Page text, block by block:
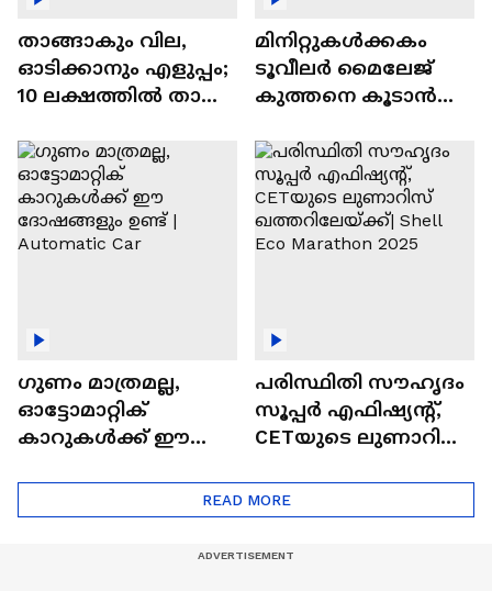
താങ്ങാകും വില,
ഓടിക്കാനും എളുപ്പം;
10 ലക്ഷത്തിൽ താഴെ
ഓട്ടോമാറ്റിക്ക്
എസ്‍യുവികൾ
മിനിറ്റുകൾക്കകം
ടൂവീലർ മൈലേജ്
കുത്തനെ കൂടാൻ
ഗുണം മാത്രമല്ല,
ഓട്ടോമാറ്റിക്
കാറുകൾക്ക് ഈ
പരിസ്ഥിതി സൗഹൃദം
സൂപ്പർ എഫിഷ്യന്റ്,
CETയുടെ ലുണാറിസ്
Eco Marathon 2025
READ MORE